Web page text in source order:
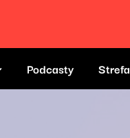
Podcasty